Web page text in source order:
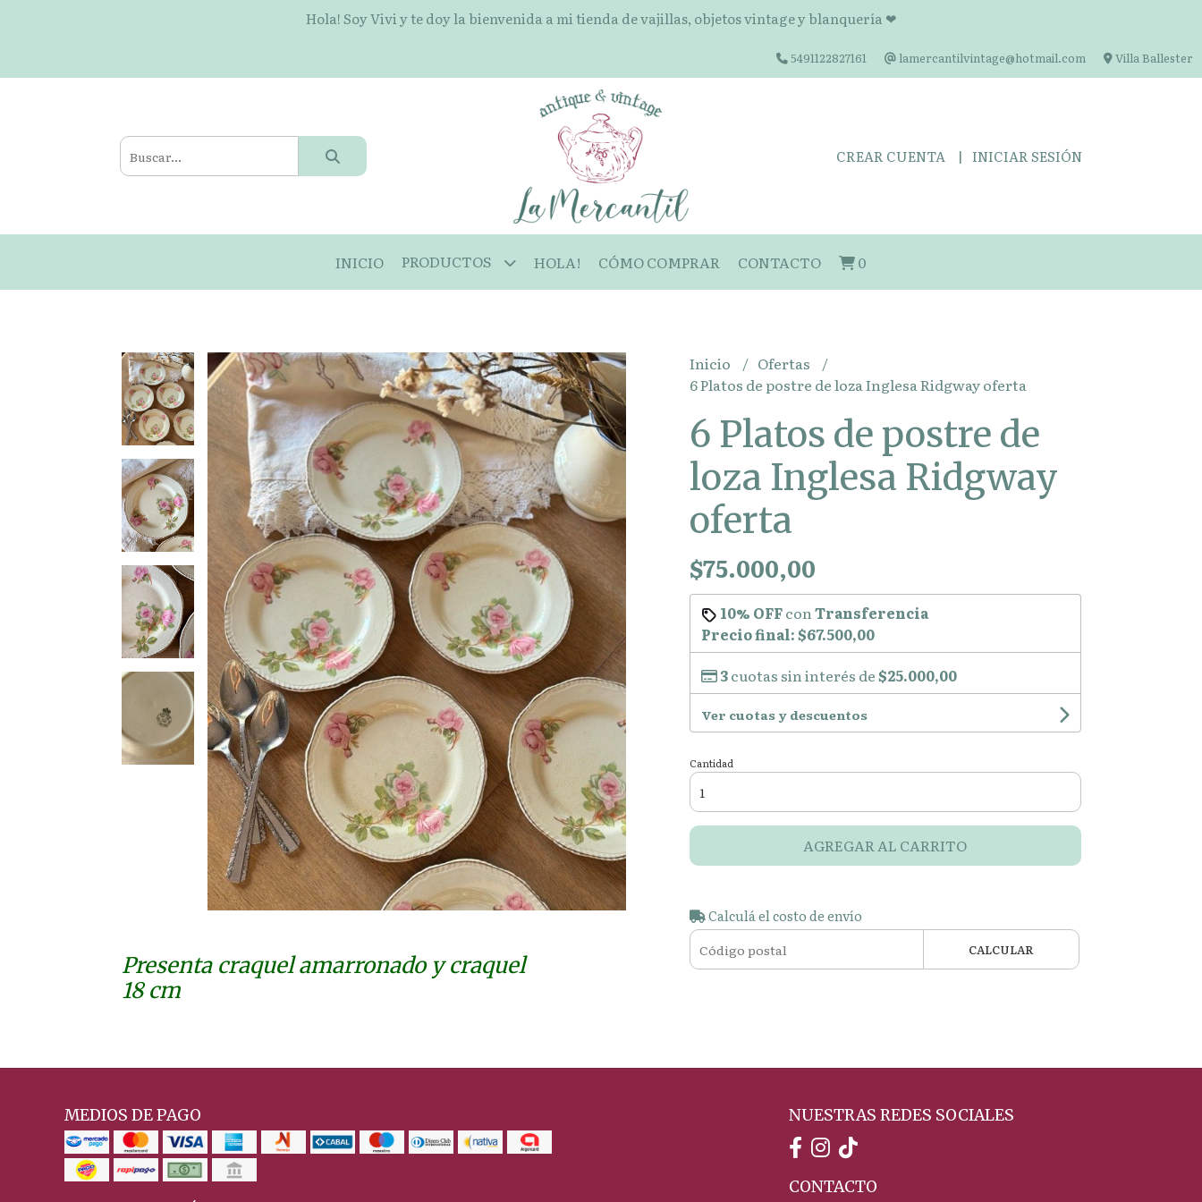
Hola! Soy Vivi y te doy la bienvenida a mi tienda de vajillas, objetos vintage y blanquería ❤
5491122827161 lamercantilvintage@hotmail.com Villa Ballester
CREAR CUENTA INICIAR SESIÓN
INICIO PRODUCTOS HOLA! CÓMO COMPRAR CONTACTO 0
Presenta craquel amarronado y craquel
18 cm
Inicio
Ofertas
6 Platos de postre de loza Inglesa Ridgway oferta
6 Platos de postre de
loza Inglesa Ridgway
oferta
$75.000,00
10% OFFconTransferencia
Precio final:$67.500,00
3cuotas sin interés de$25.000,00
Ver cuotas y descuentos
Cantidad
AGREGAR AL CARRITO
Calculá el costo de envío
CALCULAR
MEDIOS DE PAGO NUESTRAS REDES SOCIALES
CONTACTO